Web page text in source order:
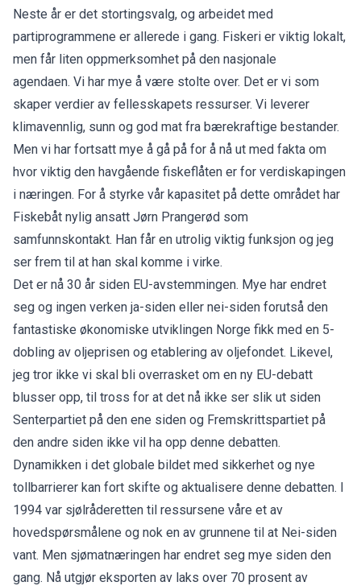
Neste år er det stortingsvalg, og arbeidet med
partiprogrammene er allerede i gang. Fiskeri er viktig lokalt,
men får liten oppmerksomhet på den nasjonale
agendaen. Vi har mye å være stolte over. Det er vi som
skaper verdier av fellesskapets ressurser. Vi leverer
klimavennlig, sunn og god mat fra bærekraftige bestander.
Men vi har fortsatt mye å gå på for å nå ut med fakta om
hvor viktig den havgående fiskeflåten er for verdiskapingen
i næringen. For å styrke vår kapasitet på dette området har
Fiskebåt nylig ansatt Jørn Prangerød som
samfunnskontakt. Han får en utrolig viktig funksjon og jeg
ser frem til at han skal komme i virke.
Det er nå 30 år siden EU-avstemmingen. Mye har endret
seg og ingen verken ja-siden eller nei-siden forutså den
fantastiske økonomiske utviklingen Norge fikk med en 5-
dobling av oljeprisen og etablering av oljefondet. Likevel,
jeg tror ikke vi skal bli overrasket om en ny EU-debatt
blusser opp, til tross for at det nå ikke ser slik ut siden
Senterpartiet på den ene siden og Fremskrittspartiet på
den andre siden ikke vil ha opp denne debatten.
Dynamikken i det globale bildet med sikkerhet og nye
tollbarrierer kan fort skifte og aktualisere denne debatten. I
1994 var sjølråderetten til ressursene våre et av
hovedspørsmålene og nok en av grunnene til at Nei-siden
vant. Men sjømatnæringen har endret seg mye siden den
gang. Nå utgjør eksporten av laks over 70 prosent av